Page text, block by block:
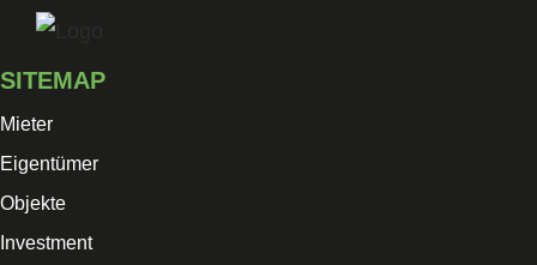
Skip
content
SITEMAP
Mieter
Eigentümer
Objekte
Investment